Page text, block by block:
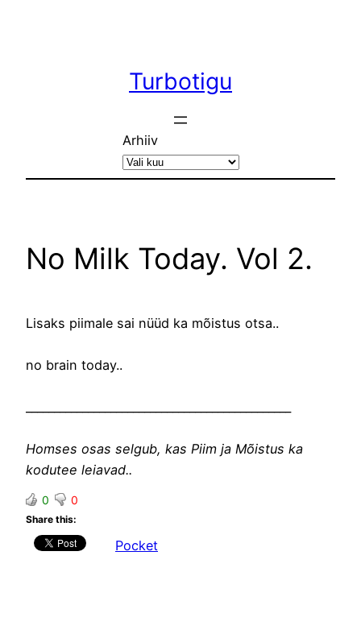
Turbotigu
Arhiiv
No Milk Today. Vol 2.
Lisaks piimale sai nüüd ka mõistus otsa..
no brain today..
Homses osas selgub, kas Piim ja Mõistus ka
kodutee leiavad..
0 0
Share this:
Pocket